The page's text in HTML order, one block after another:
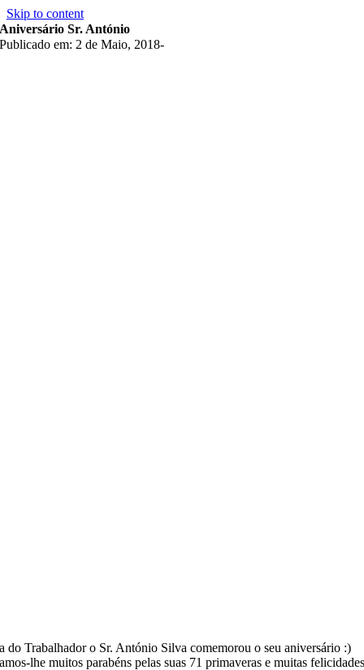
Skip to content
Aniversário Sr. António
Publicado em: 2 de Maio, 2018-
do Trabalhador o Sr. António Silva comemorou o seu aniversário :)
lhe muitos parabéns pelas suas 71 primaveras e muitas